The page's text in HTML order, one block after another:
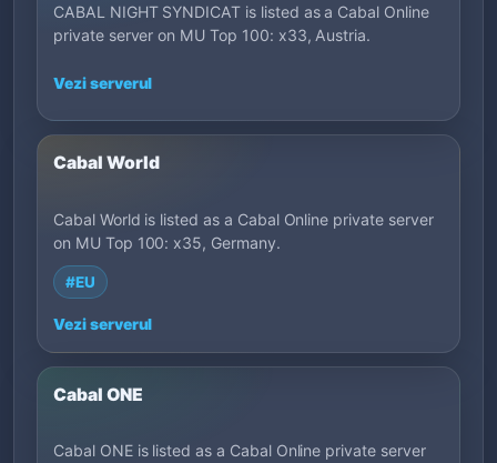
CABAL NIGHT SYNDICAT is listed as a Cabal Online
private server on MU Top 100: x33, Austria.
Vezi serverul
Cabal World
Cabal World is listed as a Cabal Online private server
on MU Top 100: x35, Germany.
#EU
Vezi serverul
Cabal ONE
Cabal ONE is listed as a Cabal Online private server